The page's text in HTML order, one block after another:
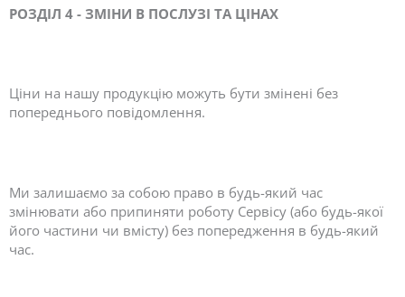
РОЗДІЛ 4 - ЗМІНИ В ПОСЛУЗІ ТА ЦІНАХ
Ціни на нашу продукцію можуть бути змінені без
попереднього повідомлення.
Ми залишаємо за собою право в будь-який час
змінювати або припиняти роботу Сервісу (або будь-якої
його частини чи вмісту) без попередження в будь-який
час.